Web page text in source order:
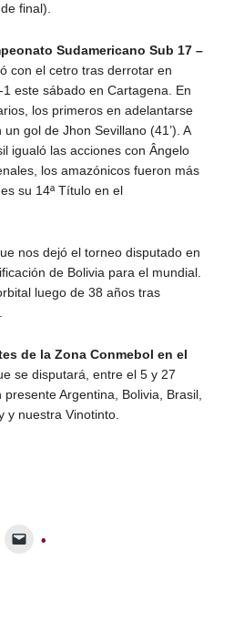
final).
Sudamericano Sub 17 –
con el cetro tras derrotar en
este sábado en Cartagena. En
los primeros en adelantarse
gol de Jhon Sevillano (41’). A
igualó las acciones con Ângelo
los amazónicos fueron más
su 14ª Título en el
nos dejó el torneo disputado en
de Bolivia para el mundial.
luego de 38 años tras
de la Zona Conmebol en el
se disputará, entre el 5 y 27
Argentina, Bolivia, Brasil,
y nuestra Vinotinto.